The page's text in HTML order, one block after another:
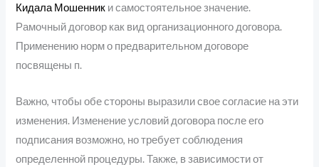
Кидала Мошенник и самостоятельное значение.
Рамочный договор как вид организационного договора.
Применению норм о предварительном договоре
посвящены п.
Важно, чтобы обе стороны выразили свое согласие на эти
изменения. Изменение условий договора после его
подписания возможно, но требует соблюдения
определенной процедуры. Также, в зависимости от